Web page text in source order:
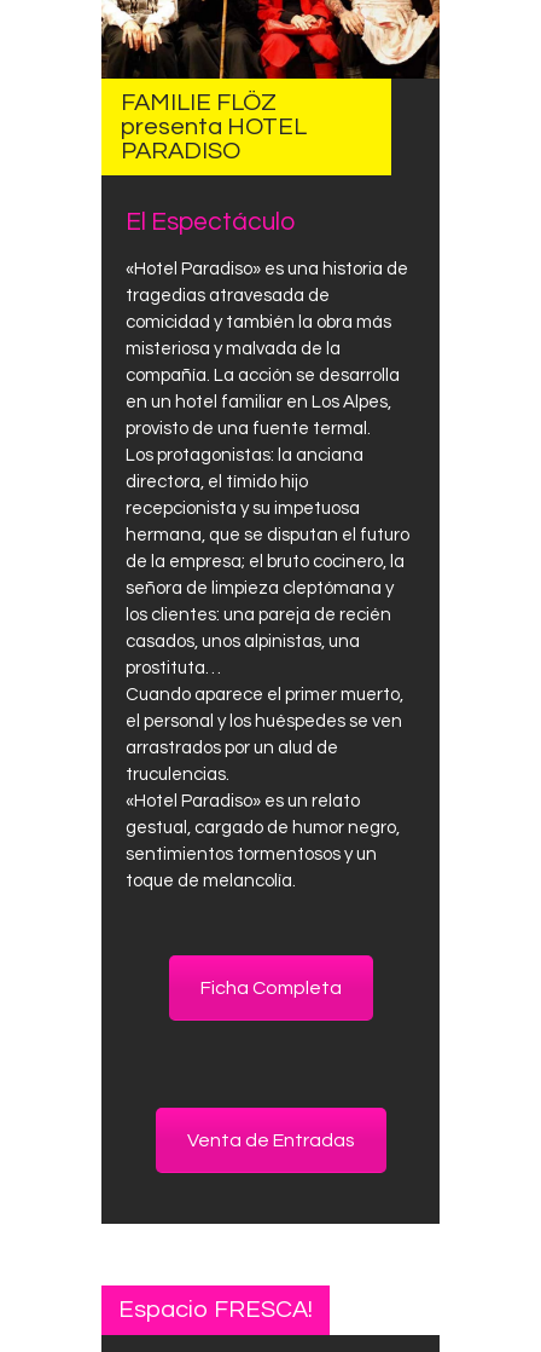
FAMILIE FLÖZ
presenta HOTEL
PARADISO
El Espectáculo
«Hotel Paradiso» es una historia de
tragedias atravesada de
comicidad y también la obra más
misteriosa y malvada de la
compañía. La acción se desarrolla
en un hotel familiar en Los Alpes,
provisto de una fuente termal.
Los protagonistas: la anciana
directora, el tímido hijo
recepcionista y su impetuosa
hermana, que se disputan el futuro
de la empresa; el bruto cocinero, la
señora de limpieza cleptómana y
los clientes: una pareja de recién
casados, unos alpinistas, una
prostituta…
Cuando aparece el primer muerto,
el personal y los huéspedes se ven
arrastrados por un alud de
truculencias.
«Hotel Paradiso» es un relato
gestual, cargado de humor negro,
sentimientos tormentosos y un
toque de melancolía.
Ficha Completa
Venta de Entradas
Espacio FRESCA!